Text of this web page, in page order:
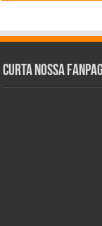
Curta Nossa